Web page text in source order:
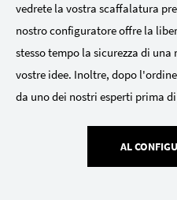
vedrete la vostra scaffalatura
nostro configuratore offre la
stesso tempo la sicurezza di
vostre idee. Inoltre, dopo
da uno dei nostri esperti prima
AL